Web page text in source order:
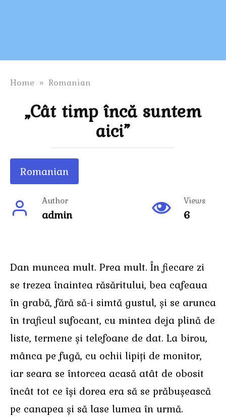
Home » Romanian
„Cât timp încă suntem
aici”
Romanian
Author
admin
Views
6
Dan muncea mult. Prea mult. În fiecare zi
se trezea înaintea răsăritului, bea cafeaua
în grabă, fără să-i simtă gustul, și se arunca
în traficul sufocant, cu mintea deja plină de
liste, termene și telefoane de dat. La birou,
mânca pe fugă, cu ochii lipiți de monitor,
iar seara se întorcea acasă atât de obosit
încât tot ce își dorea era să se prăbușească
pe canapea și să lase lumea în urmă.